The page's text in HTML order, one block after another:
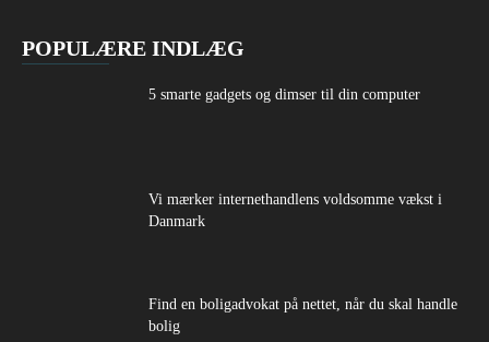
POPULÆRE INDLÆG
5 smarte gadgets og dimser til din computer
Vi mærker internethandlens voldsomme vækst i
Danmark
Find en boligadvokat på nettet, når du skal handle
bolig